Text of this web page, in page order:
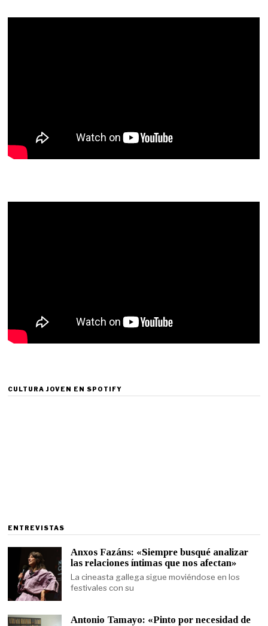
CULTURA JOVEN EN SPOTIFY
ENTREVISTAS
Anxos Fazáns: «Siempre busqué analizar
las relaciones íntimas que nos afectan»
La cineasta gallega sigue moviéndose en los
festivales con su
Antonio Tamayo: «Pinto por necesidad de